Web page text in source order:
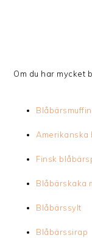
Om du har mycket
Finsk
Blåbärskaka
Blåbärssylt
Blåbärssirap